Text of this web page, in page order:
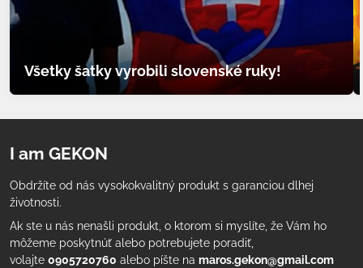
Všetky šatky vyrobili slovenské ruky!
I am GEKON
Obdržíte od nás vysokokvalitný produkt s garanciou dlhej
životnosti.
Ak ste u nás nenašli produkt, o ktorom si myslíte, že Vám ho
môžeme poskytnúť alebo potrebujete poradiť,
volajte 0905720760 alebo píšte na maros.gekon@gmail.com